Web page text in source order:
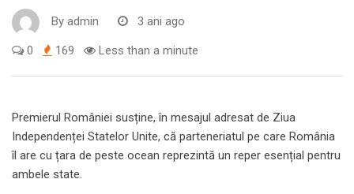
By admin 3 ani ago
0 169 Less than a minute
Premierul României susține, în mesajul adresat de Ziua
Independenței Statelor Unite, că parteneriatul pe care România
îl are cu țara de peste ocean reprezintă un reper esențial pentru
ambele state.